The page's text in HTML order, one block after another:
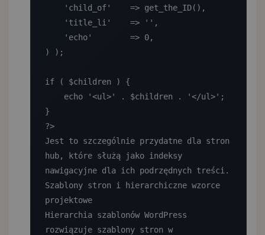
) );
if ( $children ) {
}
?>
Jest to szczególnie przydatne dla stron
hub, które służą jako indeksy
nawigacyjne dla ich podrzędnych treści.
Szablony stron i hierarchiczne wzorce
projektowe
Hierarchia szablonów WordPress
rozwiązuje szablony stron w